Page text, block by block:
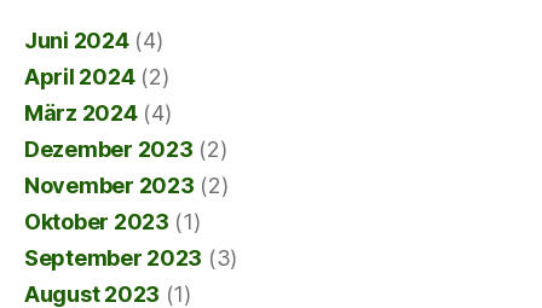
Juni 2024(4)
April 2024(2)
März 2024(4)
Dezember 2023 (2)
November 2023 (2)
Oktober 2023 (1)
September 2023 (3)
August 2023 (1)